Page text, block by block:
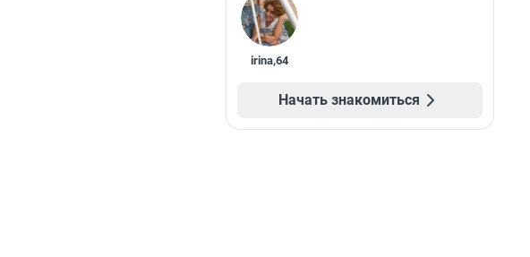
irina,64
Начать знакомиться